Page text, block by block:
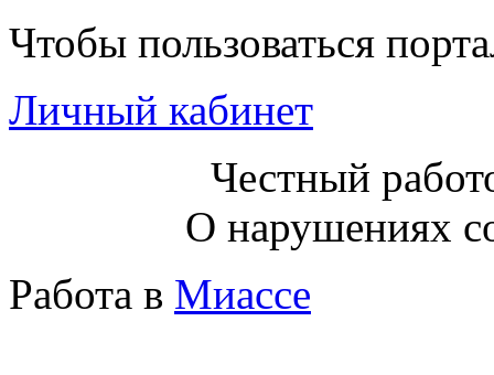
Чтобы пользоваться
Личный кабинет
Честный
О нарушениях
Работа в Миассе